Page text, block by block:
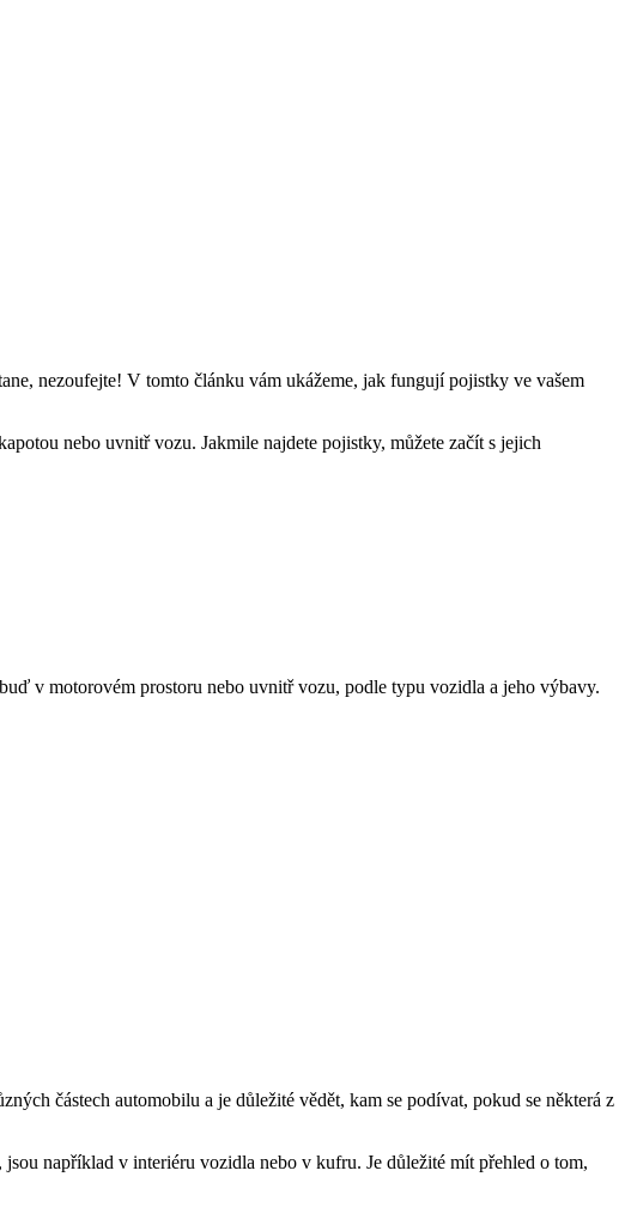
nezoufejte! V tomto článku vám ukážeme, jak fungují pojistky ve vašem
nebo uvnitř vozu. Jakmile najdete pojistky, můžete začít s jejich
v motorovém prostoru nebo uvnitř vozu, podle typu vozidla a jeho výbavy.
částech automobilu a je důležité vědět, kam se podívat, pokud se některá z
například v interiéru vozidla nebo v kufru. Je důležité mít přehled o tom,